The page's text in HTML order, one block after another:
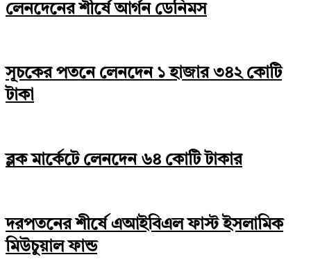
লেনদেনের শীর্ষে আর্গন ডেনিমস
সূচকের পতনে লেনদেন ১ হাজার ৩৪২ কোটি
টাকা
ব্লক মার্কেটে লেনদেন ৬৪ কোটি টাকার
দরপতনের শীর্ষে এআইবিএল ফাস্ট ইসলামিক
মিউচুয়াল ফান্ড